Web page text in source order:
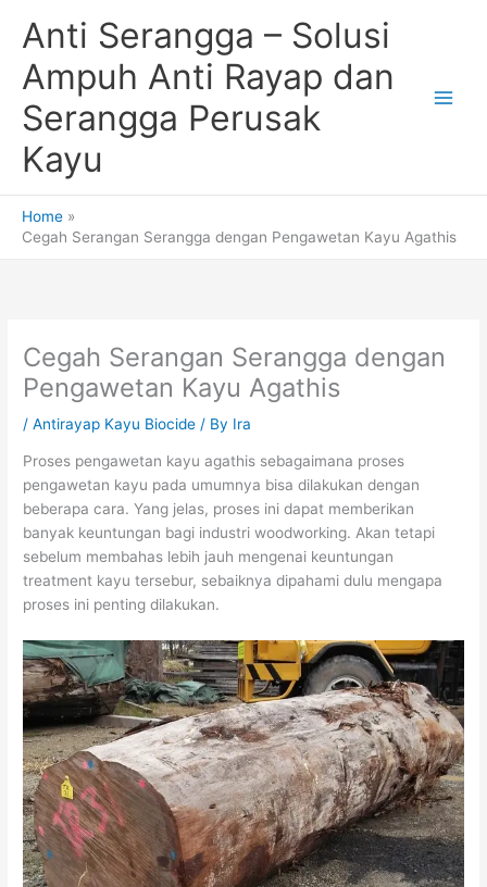
Anti Serangga – Solusi
Ampuh Anti Rayap dan
Serangga Perusak
Kayu
Home
Cegah Serangan Serangga dengan Pengawetan Kayu Agathis
Cegah Serangan Serangga dengan
Pengawetan Kayu Agathis
/Antirayap Kayu Biocide / By Ira
Proses pengawetan kayu agathis sebagaimana proses
pengawetan kayu pada umumnya bisa dilakukan dengan
beberapa cara. Yang jelas, proses ini dapat memberikan
banyak keuntungan bagi industri woodworking. Akan tetapi
sebelum membahas lebih jauh mengenai keuntungan
treatment kayu tersebur, sebaiknya dipahami dulu mengapa
proses ini penting dilakukan.